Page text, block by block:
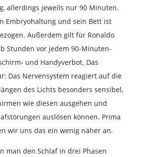
allerdings jeweils nur 90 Minuten.
Embryohaltung und sein Bett ist
Außerdem gilt für Ronaldo
Stunden vor jedem 90-Minuten-
und Handyverbot. Das
Das Nervensystem reagiert auf die
des Lichts besonders sensibel,
wie diesen ausgehen und
auslösen können. Prima
wir uns das ein wenig näher an.
man den Schlaf in drei Phasen